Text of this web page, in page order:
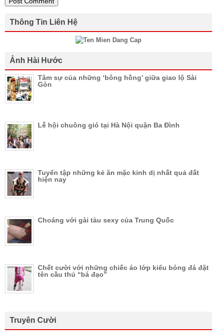
Thông Tin Liên Hệ
Ảnh Hài Hước
Tâm sự của những ‘bông hồng’ giữa giao lộ Sài
Gòn
Lễ hội chuông gió tại Hà Nội quận Ba Đình
Tuyển tập những kẻ ăn mặc kinh dị nhất quả đất
hiện nay
Choáng với gài tàu sexy của Trung Quốc
Chết cười với những chiếc áo lớp kiểu bóng đá đặt
tên cầu thủ “bá đạo”
Truyên Cười